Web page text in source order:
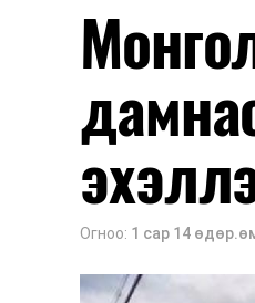
Огноо: 1 сар 14